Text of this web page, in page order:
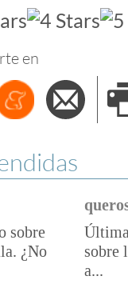
en
Menéame
sobre
¿No
sobre
a...